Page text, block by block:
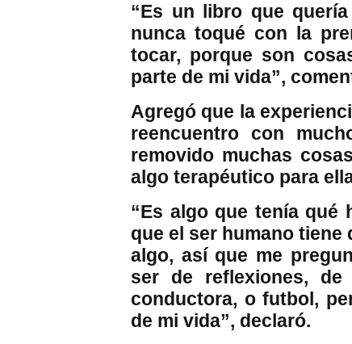
“Es un libro que
nunca toqué con la
tocar, porque son
parte de mi vida”,
Agregó que la
reencuentro con
removido muchas
algo terapéutico para
“Es algo que tenía qué
que el ser humano tiene
algo, así que me
ser de reflexiones, de
conductora, o futbol,
de mi vida”, declaró.